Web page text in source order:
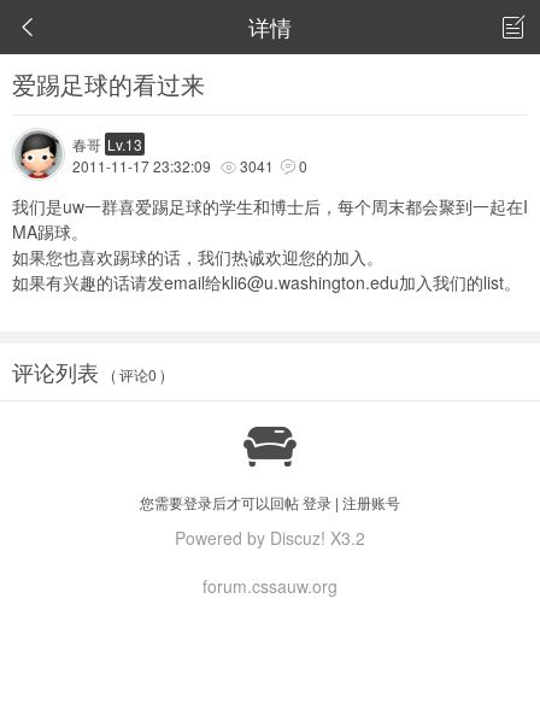
 详情 
爱踢足球的看过来
春哥 Lv.13
2011-11-17 23:32:09
 3041  0
我们是uw一群喜爱踢足球的学生和博士后，每个周末都会聚到一起在I
MA踢球。
如果您也喜欢踢球的话，我们热诚欢迎您的加入。
如果有兴趣的话请发email给kli6@u.washington.edu加入我们的list。
评论列表 ( 评论0 )

您需要登录后才可以回帖登录 | 注册账号
Powered by Discuz! X3.2
forum.cssauw.org